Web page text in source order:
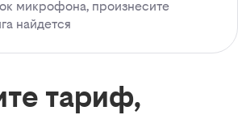
микрофона, произнесите
найдется
тариф,